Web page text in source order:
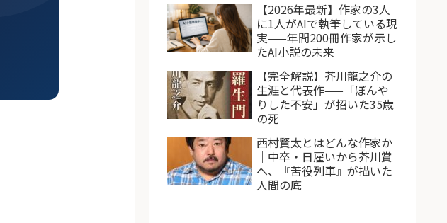
【2026年最新】作家の3人
に1人がAIで執筆している現
実——年間200冊作家が示し
たAI小説の未来
【完全解説】芥川龍之介の
生涯と代表作——「ぼんや
りした不安」が招いた35歳
の死
西村賢太とはどんな作家か
｜中卒・日雇いから芥川賞
へ、『苦役列車』が描いた
人間の底